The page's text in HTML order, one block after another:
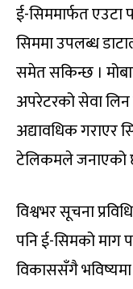
ई-सिममार्फत एउटा
सिममा उपलब्ध
समेत सकिन्छ ।
अपरेटरको सेवा
अद्यावधिक गराएर
टेलिकमले जनाएको
विश्वभर सूचना
पनि ई-सिमको माग
विकाससँगै